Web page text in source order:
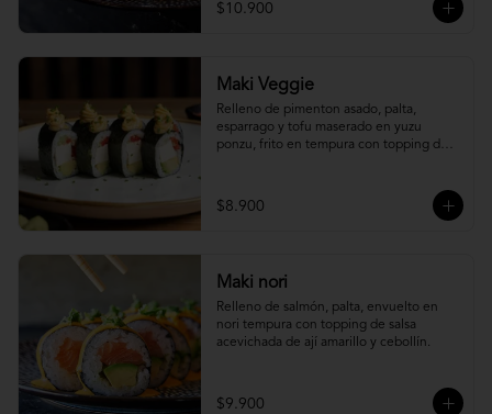
$10.900
Maki Veggie
Relleno de pimenton asado, palta,
esparrago y tofu maserado en yuzu
ponzu, frito en tempura con topping de
$8.900
Maki nori
Relleno de salmón, palta, envuelto en
nori tempura con topping de salsa
acevichada de ají amarillo y cebollín.
$9.900